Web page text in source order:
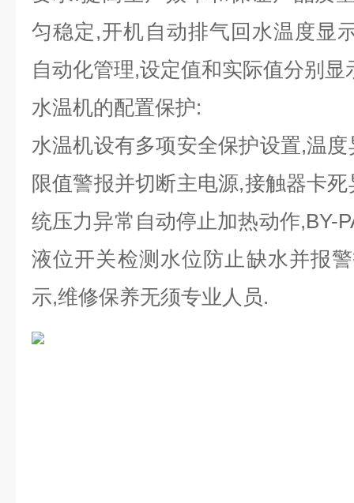
匀稳定,开机自动排气回水温度显
自动化管理,设定值和实际值分别显
水温机的配置保护:
水温机设有多项安全保护设置,温
限值警报并切断主电源,接触器卡
统压力异常自动停止加热动作,BY-
液位开关检测水位防止缺水并报
示,维修保养无须专业人员.